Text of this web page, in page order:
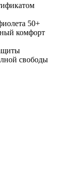
50+
комфорт
свободы